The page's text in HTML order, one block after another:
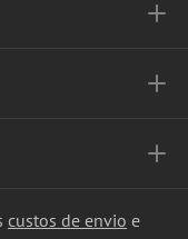
custos de envio e